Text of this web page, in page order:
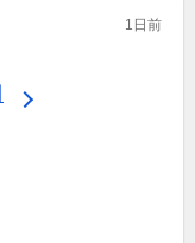
1日前